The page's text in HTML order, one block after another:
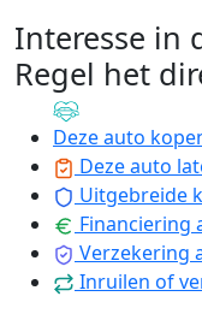
Interesse in
Regel het
Deze auto
Deze auto
Uitgebreide
Financiering
Verzekering
Inruilen of